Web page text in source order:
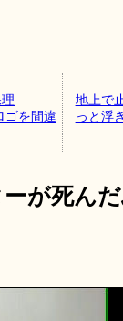
ゴを間違
地上で
っと浮
が死ん